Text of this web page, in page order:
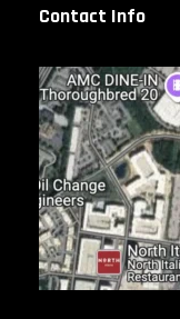
Contact Info